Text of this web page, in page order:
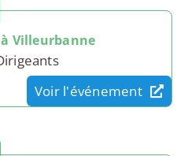
Villeurbanne
Voir l'événement